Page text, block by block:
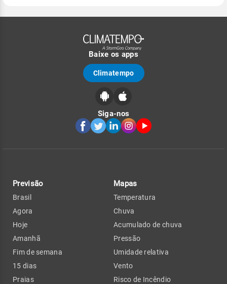
Baixe os apps
Climatempo
Siga-nos
Previsão
Brasil
Agora
Hoje
Amanhã
Fim de semana
15 dias
Praias
Mapas
Temperatura
Chuva
Acumulado de chuva
Pressão
Umidade relativa
Vento
Risco de Incêndio